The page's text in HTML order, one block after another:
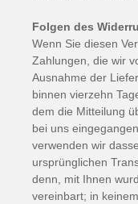
Folgen des
Wenn Sie diesen
Zahlungen, die wir
Ausnahme der
binnen vierzehn
dem die Mitteilung
bei uns
verwenden wir
ursprünglichen
denn, mit Ihnen
vereinbart; in